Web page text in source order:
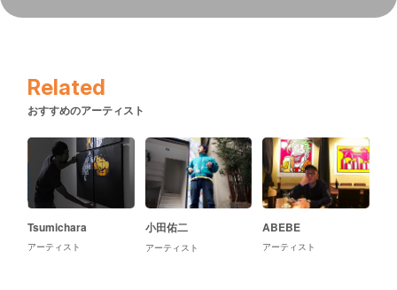
Related
おすすめのアーティスト
Tsumichara
アーティスト
小田佑二
アーティスト
ABEBE
アーティスト